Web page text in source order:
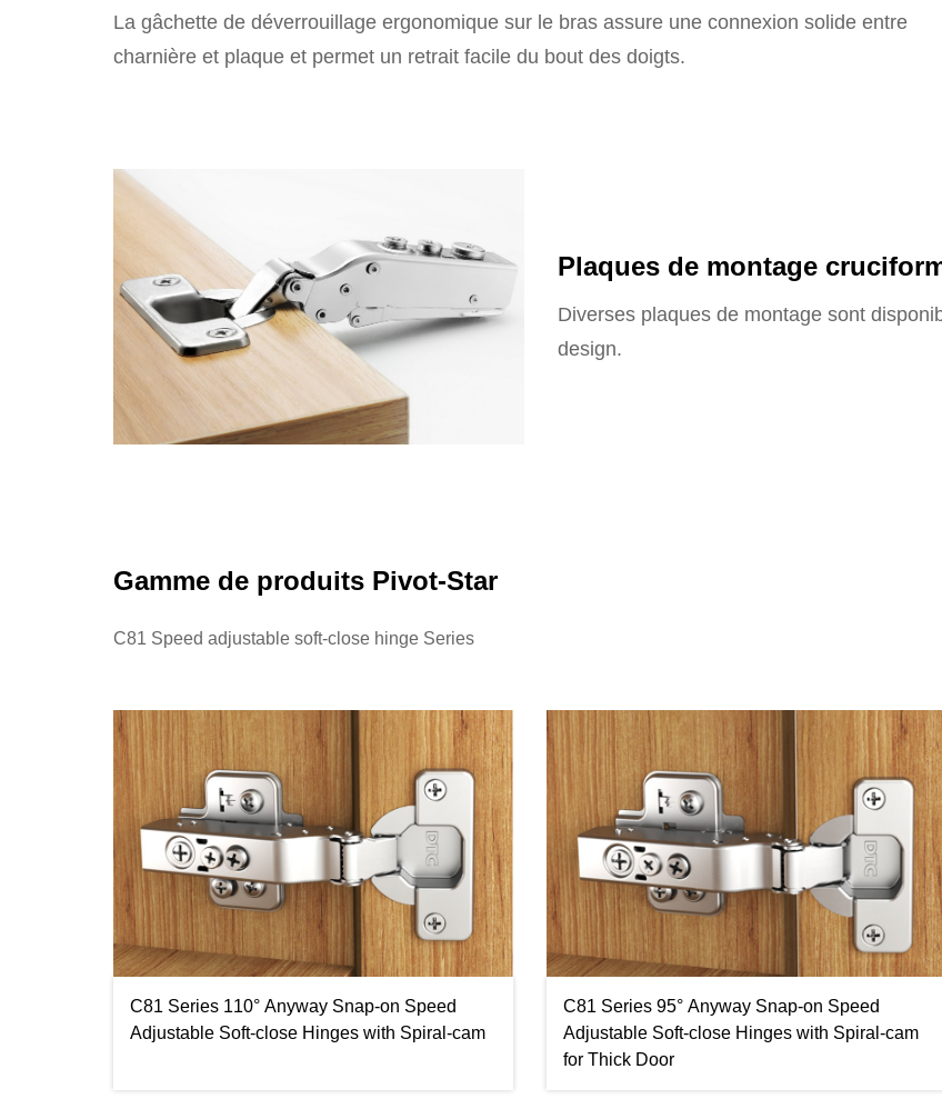
La gâchette de déverrouillage ergonomique sur le bras assure une connexion solide entre
charnière et plaque et permet un retrait facile du bout des doigts.
Plaques de montage
Diverses plaques de montage sont
design.
Gamme de produits Pivot-Star
C81 Speed adjustable soft-close hinge Series
C81 Series 110° Anyway Snap-on Speed
Adjustable Soft-close Hinges with Spiral-cam
C81 Series 95° Anyway Snap-on Speed
Adjustable Soft-close Hinges with Spiral-cam
for Thick Door